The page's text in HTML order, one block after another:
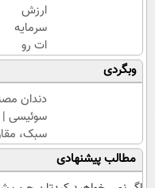
ارزش
سرمایه
ات رو
با
سینگال
درست
بالا ببر
👌✅
وبگردی
دندان
سوئیسی |
سبک،
طبیعی! مطالب پیشنهادی